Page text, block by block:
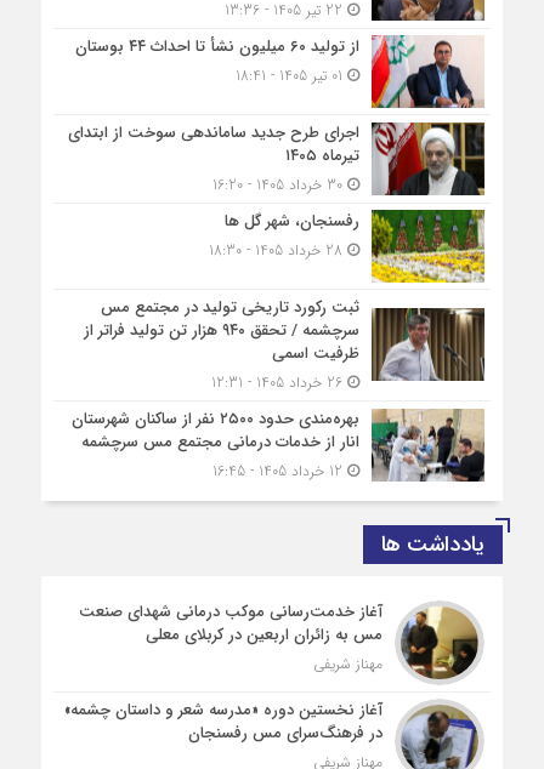
از تولید ۶۰ میلیون نشأ تا احداث ۴۴ بوستان
اجرای طرح جدید ساماندهی سوخت از ابتدای
تیرماه ۱۴۰۵
30 خرداد 1405 - 16:20
رفسنجان، شهر گل ها
ثبت رکورد تاریخی تولید در مجتمع مس
سرچشمه / تحقق ۹۴۰ هزار تن تولید فراتر از
ظرفیت اسمی
26 خرداد 1405 - 12:31
بهره‌مندی حدود ۲۵۰۰‌ نفر از ساکنان شهرستان
انار از خدمات درمانی مجتمع مس سرچشمه
یادداشت ها
آغاز خدمت‌رسانی موکب درمانی شهدای صنعت
مس به زائران اربعین در کربلای معلی
مهناز شریفی
آغاز نخستین دوره «مدرسه شعر و داستان چشمه»
در فرهنگ‌سرای مس رفسنجان
مهناز شریفی